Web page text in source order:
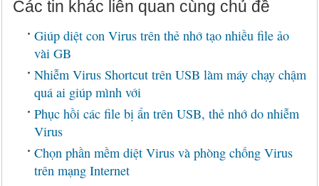
Các tin khác liên quan cùng chủ đề
Giúp diệt con Virus trên thẻ nhớ tạo nhiều file ảo
vài GB
Nhiễm Virus Shortcut trên USB làm máy chạy chậm
quá ai giúp mình với
Phục hồi các file bị ẩn trên USB, thẻ nhớ do nhiễm
Virus
Chọn phần mềm diệt Virus và phòng chống Virus
trên mạng Internet